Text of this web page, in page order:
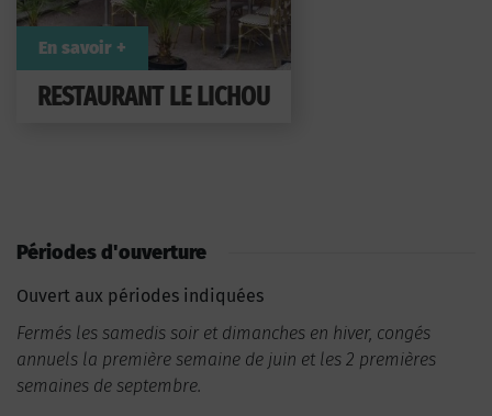
RESTAURANT LE LICHOU
En savoir +
Périodes d'ouverture
Ouvert aux périodes indiquées
Fermés les samedis soir et dimanches en hiver, congés
annuels la première semaine de juin et les 2 premières
semaines de septembre.